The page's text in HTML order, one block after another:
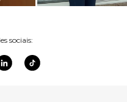
sociais: